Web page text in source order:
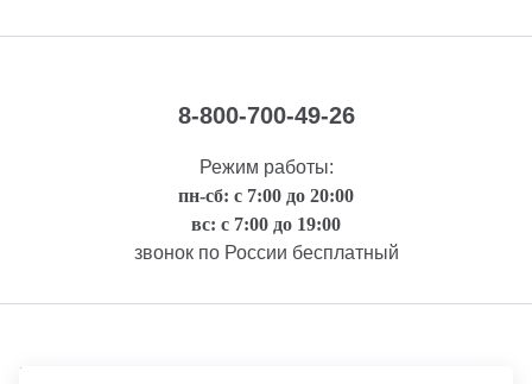
8-800-700-49-26
Режим работы:
пн-сб: с 7:00 до 20:00
вс: с 7:00 до 19:00
звонок по России бесплатный
Правовая информация